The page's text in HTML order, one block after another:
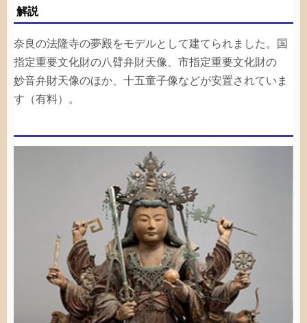
解説
奈良の法隆寺の夢殿をモデルとして建てられました。
国
指定重要文化財の八臂弁財天像 市指定重要文化財の
妙音弁財天像のほか、 十五童子像などが安置されていま
す（有料）。